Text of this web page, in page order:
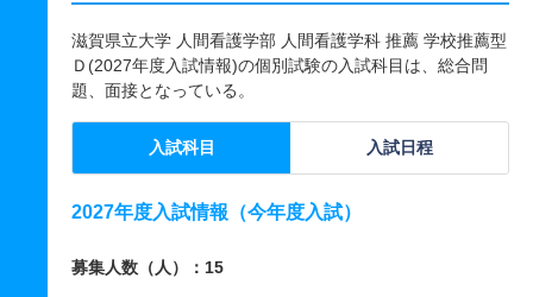
滋賀県立大学 人間看護学部 人間看護学科 推薦 学校推薦型
Ｄ(2027年度入試情報)の個別試験の入試科目は、総合問
題、面接となっている。
入試科目 入試日程
2027年度入試情報（今年度入試）
募集人数（人）：15